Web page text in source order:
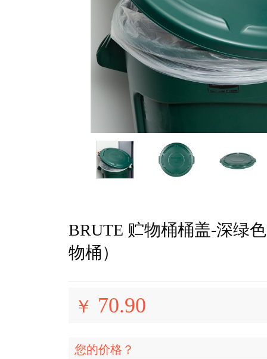
BRUTE 贮物桶桶盖-深绿
物桶）
￥ 70.90
您的价格？